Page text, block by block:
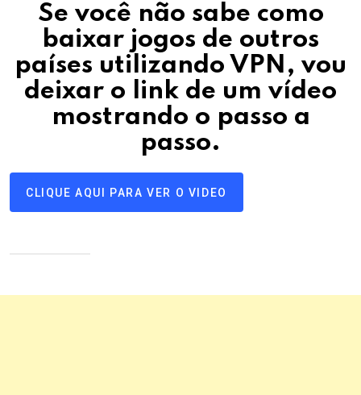
Se você não sabe como
baixar jogos de outros
países utilizando VPN, vou
deixar o link de um vídeo
mostrando o passo a
passo.
CLIQUE AQUI PARA VER O VIDEO